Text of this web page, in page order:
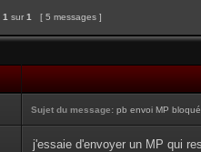
1 sur 1 [ 5 messages ]
Sujet du message: pb envoi MP
j'essaie d'envoyer un MP qui